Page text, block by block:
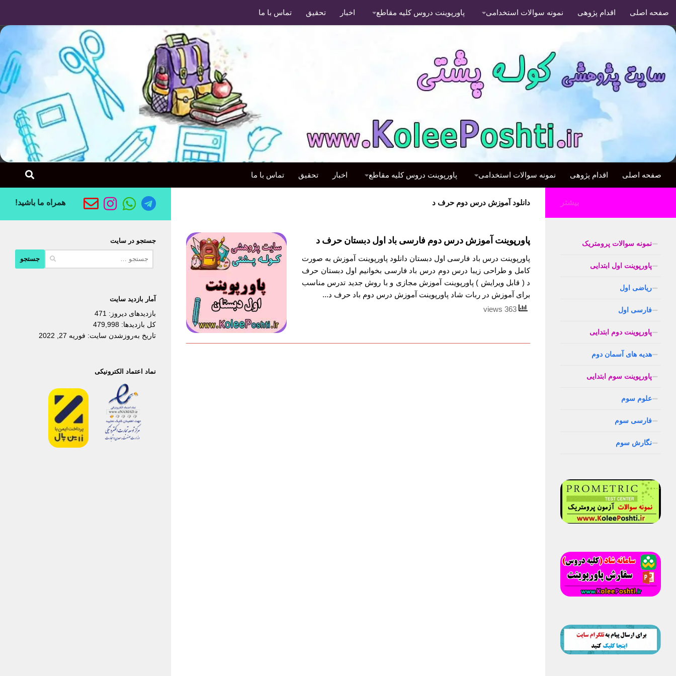
صفحه اصلی اقدام پژوهی نمونه سوالات استخدامی پاورپوینت دروس کلیه مقاطع اخبار تحقیق تماس با ما
صفحه اصلی اقدام پژوهی نمونه سوالات استخدامی پاورپوینت دروس کلیه مقاطع اخبار تحقیق تماس با ما
دانلود آموزش درس دوم حرف د
پاورپوینت آموزش درس دوم فارسی باد اول دبستان حرف د
پاورپوینت درس باد فارسی اول دبستان دانلود پاورپوینت آموزش به صورت
کامل و طراحی زیبا درس دوم درس باد فارسی بخوانیم اول دبستان حرف
د ( قابل ویرایش ) پاورپوینت آموزش مجازی و با روش جدید تدرس مناسب
برای آموزش در ربات شاد پاورپوینت آموزش درس دوم باد حرف د...
همراه ما باشید!
جستجو در سایت
آمار بازدید سایت
بازدیدهای دیروز: 471
کل بازدیدها: 479,998
تاریخ به‌روزشدن سایت: فوریه 27, 2022
نماد اعتماد الکترونیکی
بیشتر
نمونه سوالات پرومتریک
پاورپوینت اول ابتدایی
ریاضی اول
فارسی اول
پاورپوینت دوم ابتدایی
هدیه های آسمان دوم
پاورپوینت سوم ابتدایی
علوم سوم
فارسی سوم
نگارش سوم